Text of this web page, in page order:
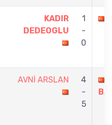
KADIR
DEDEOGLU
1
-
0
AVNİ ARSLAN
4
-
5